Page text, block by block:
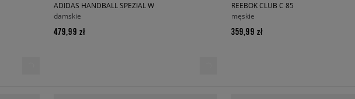
ADIDAS HANDBALL SPEZIAL W
damskie
479,99 zł
REEBOK CLUB C 85
męskie
359,99 zł